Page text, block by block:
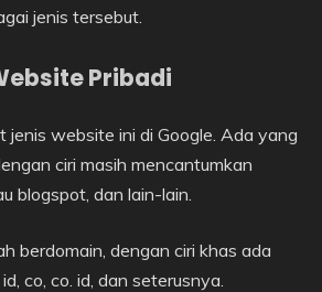
jenis tersebut.
Pribadi
jenis website ini di Google. Ada yang
ciri masih mencantumkan
blogspot, dan lain-lain.
berdomain, dengan ciri khas ada
co, co. id, dan seterusnya.